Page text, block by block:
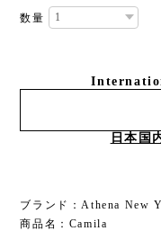
数量
日本国
ブランド：Athena New
商品名：Camila